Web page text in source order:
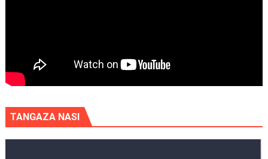
TANGAZA NASI